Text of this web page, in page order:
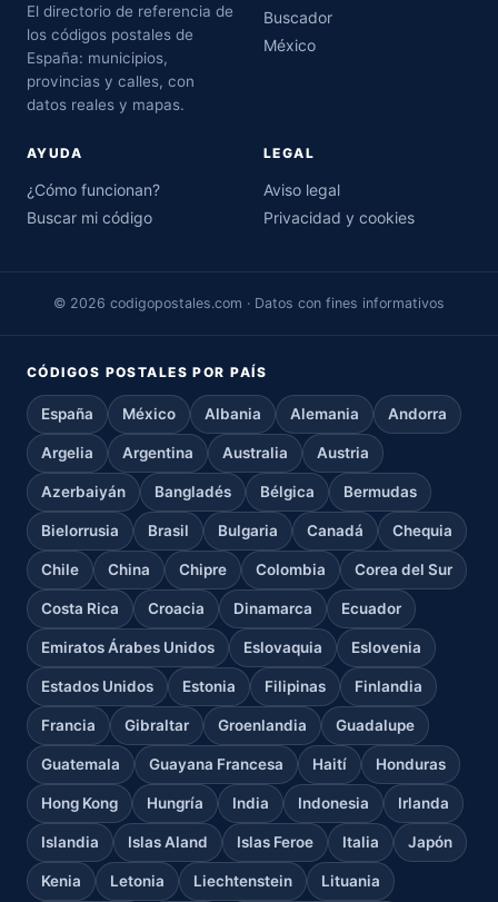
El directorio de referencia de
los códigos postales de
España: municipios,
provincias y calles, con
datos reales y mapas.
Buscador
México
AYUDA
¿Cómo funcionan?
Buscar mi código
LEGAL
Aviso legal
Privacidad y cookies
© 2026 codigopostales.com · Datos con fines informativos
CÓDIGOS POSTALES POR PAÍS
España México Albania Alemania Andorra
Argelia Argentina Australia Austria
Azerbaiyán Bangladés Bélgica Bermudas
Bielorrusia Brasil Bulgaria Canadá Chequia
Chile China Chipre Colombia Corea del Sur
Costa Rica Croacia Dinamarca Ecuador
Emiratos Árabes Unidos Eslovaquia Eslovenia
Estados Unidos Estonia Filipinas Finlandia
Francia Gibraltar Groenlandia Guadalupe
Guatemala Guayana Francesa Haití Honduras
Hong Kong Hungría India Indonesia Irlanda
Islandia Islas Aland Islas Feroe Italia Japón
Kenia Letonia Liechtenstein Lituania